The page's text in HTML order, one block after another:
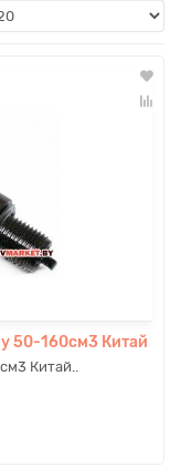
50-160см3 Китай
Китай..